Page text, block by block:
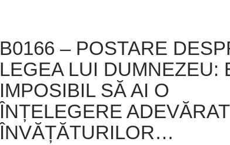
B0166 – POSTARE
LEGEA LUI DUMNEZEU:
IMPOSIBIL SĂ AI O
ÎNȚELEGERE
ÎNVĂȚĂTURILOR…